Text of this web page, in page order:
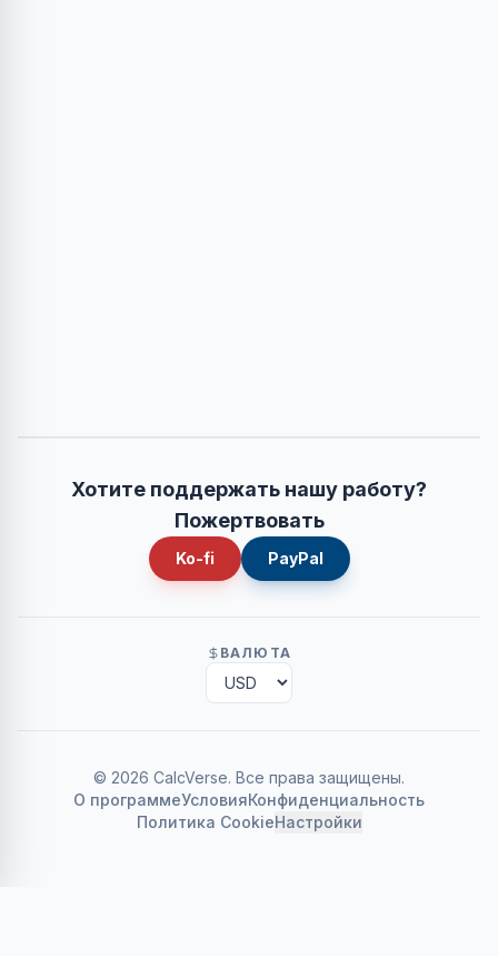
Хотите поддержать нашу работу?
Пожертвовать
Ko-fi PayPal
ВАЛЮТА
© 2026 CalcVerse. Все права защищены.
О программеУсловияКонфиденциальность
Политика CookieНастройки